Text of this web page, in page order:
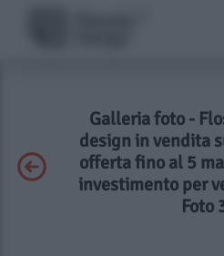
Galleria foto -
design in vendita
offerta fino al 5
investimento per
Foto